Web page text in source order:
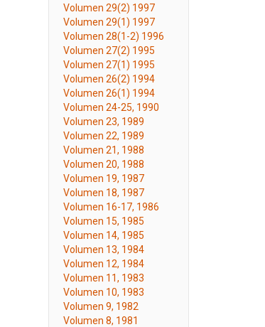
Volumen 29(2) 1997
Volumen 29(1) 1997
Volumen 28(1-2) 1996
Volumen 27(2) 1995
Volumen 27(1) 1995
Volumen 26(2) 1994
Volumen 26(1) 1994
Volumen 24-25, 1990
Volumen 23, 1989
Volumen 22, 1989
Volumen 21, 1988
Volumen 20, 1988
Volumen 19, 1987
Volumen 18, 1987
Volumen 16-17, 1986
Volumen 15, 1985
Volumen 14, 1985
Volumen 13, 1984
Volumen 12, 1984
Volumen 11, 1983
Volumen 10, 1983
Volumen 9, 1982
Volumen 8, 1981